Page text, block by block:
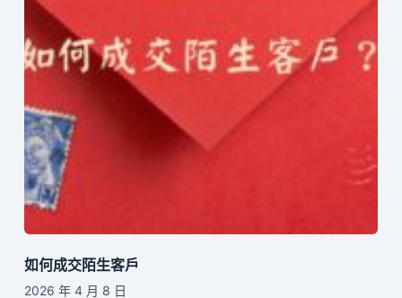
如何成交陌生客戶
2026 年 4 月 8 日